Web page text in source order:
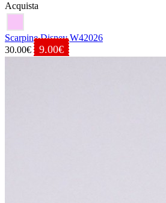
Acquista
Scarpine Disney W42026
30.00€
9.00€